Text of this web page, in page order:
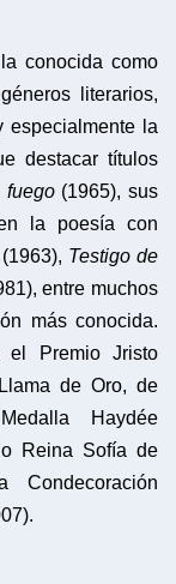
conocida como
literarios,
especialmente la
destacar títulos
fuego(1965), sus
la poesía con
(1963), Testigo de
entre muchos
más conocida.
el Premio Jristo
de Oro, de
Haydée
Reina Sofía de
Condecoración